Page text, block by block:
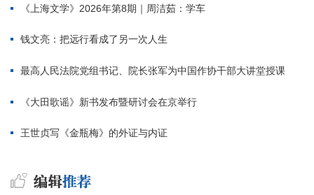
《上海文学》2026年第8期｜周洁茹：学车
钱文亮：把远行看成了另一次人生
最高人民法院党组书记、院长张军为中国作协干部大讲堂授课
《大田歌谣》新书发布暨研讨会在京举行
王世贞写《金瓶梅》的外证与内证